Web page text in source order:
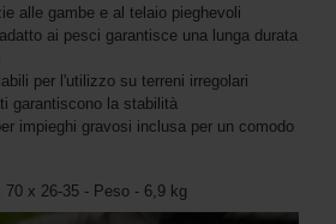
alle gambe e al telaio pieghevoli
ai pesci garantisce una lunga durata
per l'utilizzo su terreni irregolari
garantiscono la stabilità
impieghi gravosi inclusa per un comodo
x 26-35 - Peso - 6,9 kg